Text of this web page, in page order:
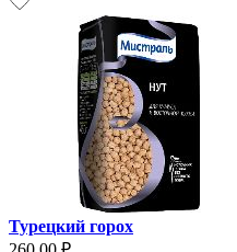
Турецкий горох